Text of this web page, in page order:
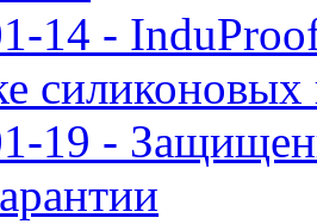
14 -
силиконовых
19 -